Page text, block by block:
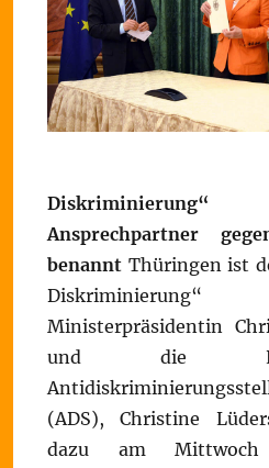
Ansprechpartner
benannt Thüringen ist
Ministerpräsidentin
und die
(ADS), Christine
dazu am